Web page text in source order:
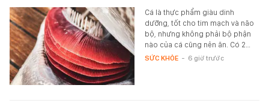
Cá là thực phẩm giàu dinh
dưỡng, tốt cho tim mạch và não
bộ, nhưng không phải bộ phận
nào của cá cũng nên ăn. Có 2…
SỨC KHỎE - 6 giờ trước